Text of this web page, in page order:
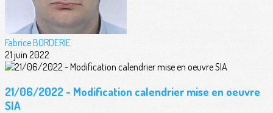
Fabrice BORDERIE
21 juin 2022
21/06/2022 - Modification calendrier mise en oeuvre
SIA